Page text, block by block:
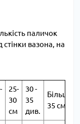
паличок
стінки вазона, на
25-
30
см
30 -
35
див.
Більше
35 см